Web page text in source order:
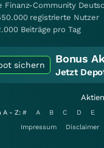
Finanz-Community
registrierte Nutzer
Beiträge pro Tag
sichern Bonus
Jetzt
A - Z: # A B C D E
Impressum
Disclaimer